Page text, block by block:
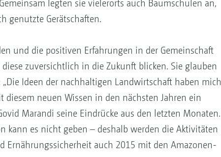
legten sie vielerorts auch Baumschulen an,
genutzte Gerätschaften.
und die positiven Erfahrungen in der Gemeinschaft
zuversichtlich in die Zukunft blicken. Sie glauben
Ideen der nachhaltigen Landwirtschaft haben mich
neuen Wissen in den nächsten Jahren ein
Marandi seine Eindrücke aus den letzten Monaten.
kann es nicht geben – deshalb werden die Aktivitäten
Ernährungssicherheit auch 2015 mit den Amazonen-